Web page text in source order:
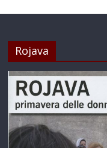
Rojava